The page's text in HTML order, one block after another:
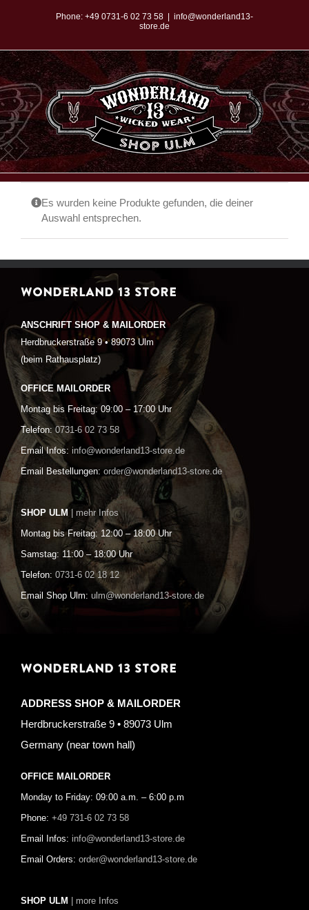
springen
Phone: +49 0731-6 02 73 58
info@wonderland13-
store.de
Es wurden keine Produkte gefunden, die deiner
Auswahl entsprechen.
WONDERLAND 13 STORE
ANSCHRIFT SHOP & MAILORDER
Herdbruckerstraße 9 • 89073 Ulm
(beim Rathausplatz)
OFFICE MAILORDER
Montag bis Freitag: 09:00 – 17:00 Uhr
Telefon: 0731-6 02 73 58
Email Infos: info@wonderland13-store.de
Email Bestellungen: order@wonderland13-store.de
SHOP ULM | mehr Infos
Montag bis Freitag: 12:00 – 18:00 Uhr
Samstag: 11:00 – 18:00 Uhr
Telefon: 0731-6 02 18 12
Email Shop Ulm: ulm@wonderland13-store.de
WONDERLAND 13 STORE
ADDRESS SHOP & MAILORDER
Herdbruckerstraße 9 • 89073 Ulm
Germany (near town hall)
OFFICE MAILORDER
Monday to Friday: 09:00 a.m. – 6:00 p.m
Phone: +49 731-6 02 73 58
Email Infos: info@wonderland13-store.de
Email Orders: order@wonderland13-store.de
SHOP ULM | more Infos